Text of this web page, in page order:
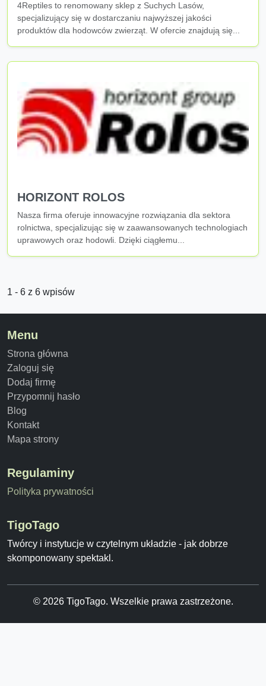
4Reptiles to renomowany sklep z Suchych Lasów,
specjalizujący się w dostarczaniu najwyższej jakości
produktów dla hodowców zwierząt. W ofercie znajdują się...
HORIZONT ROLOS
Nasza firma oferuje innowacyjne rozwiązania dla sektora
rolnictwa, specjalizując się w zaawansowanych technologiach
uprawowych oraz hodowli. Dzięki ciągłemu...
1 - 6 z 6 wpisów
Menu
Strona główna
Zaloguj się
Dodaj firmę
Przypomnij hasło
Blog
Kontakt
Mapa strony
Regulaminy
Polityka prywatności
TigoTago
Twórcy i instytucje w czytelnym układzie - jak dobrze
skomponowany spektakl.
© 2026 TigoTago. Wszelkie prawa zastrzeżone.